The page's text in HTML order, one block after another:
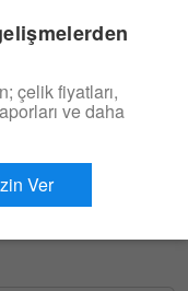
çelik fiyatları,
ve daha
Ver